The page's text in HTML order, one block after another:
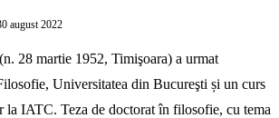
august 2022
28 martie 1952, Timişoara) a urmat
Universitatea din Bucureşti și un curs
la IATC. Teza de doctorat în filosofie, cu tema